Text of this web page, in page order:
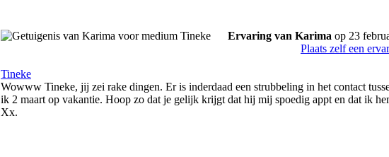
Ervaring van Karima op 23
Plaats zelf een
Tineke
Wowww Tineke, jij zei rake dingen. Er is inderdaad een strubbeling in het contact
ik 2 maart op vakantie. Hoop zo dat je gelijk krijgt dat hij mij spoedig appt en dat ik
Xx.